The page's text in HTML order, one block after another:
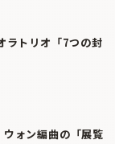
ラトリオ「7つの封
ォン編曲の「展覧